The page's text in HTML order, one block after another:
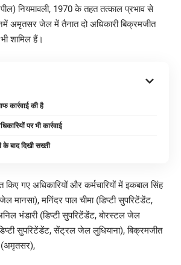
नियमावली, 1970 के तहत तत्काल प्रभाव से
अमृतसर जेल में तैनात दो अधिकारी बिक्रमजीत
शामिल हैं।
कार्रवाई की है
पर भी कार्रवाई
के बाद दिखी सख्ती
किए गए अधिकारियों और कर्मचारियों में इकबाल सिंह
मानसा), मनिंदर पाल चीमा (डिप्टी सुपरिटेंडेंट,
भंडारी (डिप्टी सुपरिटेंडेंट, बोरस्टल जेल
सुपरिटेंडेंट, सेंट्रल जेल लुधियाना), बिक्रमजीत
(अमृतसर),